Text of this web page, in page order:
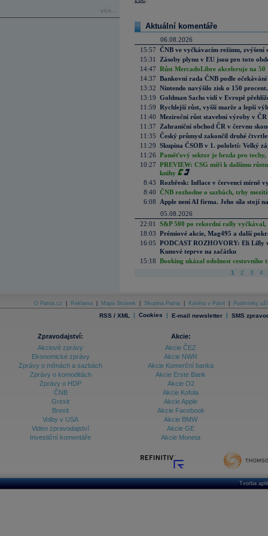
více...
Aktuální komentáře
06.08.2026
15:57 ČNB ve vyčkávacím režimu, zvýšení
15:31
Zásoby plynu v EU jsou pro toto
14:47 Růst MercadoLibre akceleruje na
14:37 Bankovní rada ČNB podle
13:32 Nintendo navýšilo zisk o 150
13:19 Goldman Sachs vidí v Evropě
11:59 Rychlejší růst, vyšší marže a lepší
11:40 Meziroční růst stavební výroby v
11:37
Zahraniční obchod ČR v červnu
11:35 Český průmysl zakončil druhé
11:29 Skupina ČSOB v 1. pololetí: Velký
11:26 Paměťový sektor je brzda pro techy,
10:27 PREVIEW: CSG míří k dalšímu
knihy
8:43 Rozbřesk: Inflace v červenci mírně
8:40 ČNB rozhodne o sazbách, trhy
6:08
Apple není AI firma. Jeho síla stojí
05.08.2026
22:01
S&P 500 po rekordní rally vyčkával,
18:03 Prémiové akcie, Mag495 a další
16:05 PODCAST ROZHOVORY: Eli Lilly
Kunové teprve na začátku
15:18 Booking ukázal odolnost cestovního
1 2 3 4
O Patria.cz Reklama Mapa Stránek Skupina Patria Kariéra v Patrii Podmínky
RSS / XML | Cookies | E-mail newsletter | SMS
Zpravodajství:
Akciové zprávy
Ekonomické zprávy
Zprávy o měnách a sazbách
Zprávy o komoditách
Zprávy o HDP
ČNB
Grexit
Brexit
Volby v USA
Video zpravodajství
Investiční komentáře
Akcie:
Akcie ČEZ
Akcie NWR
Akcie Komerční banka
Akcie Erste Bank
Akcie O2
Akcie Kofola
Akcie Apple
Akcie Facebook
Akcie BMW
Akcie GE
Akcie Moneta
Tvorba